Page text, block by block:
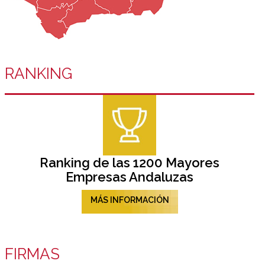
RANKING
Ranking de las 1200 Mayores
Empresas Andaluzas
MÁS INFORMACIÓN
FIRMAS